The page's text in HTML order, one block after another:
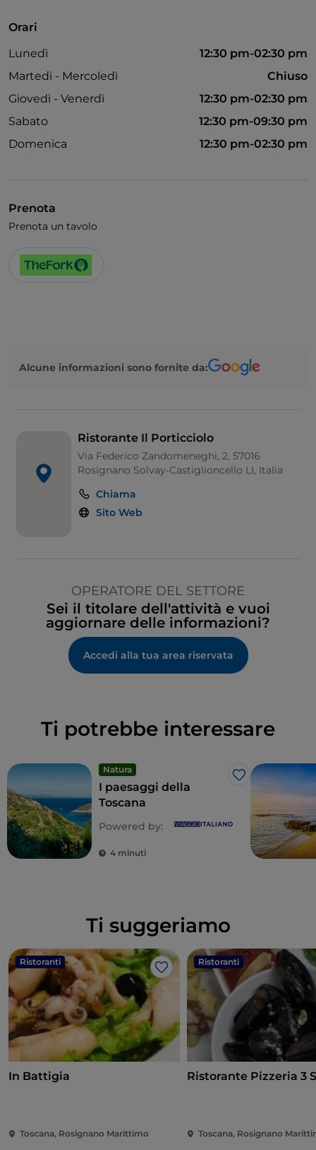
Orari
Lunedì
12:30 pm-02:30 pm
Martedì - Mercoledì
Chiuso
Giovedì - Venerdì
12:30 pm-02:30 pm
Sabato
12:30 pm-09:30 pm
Domenica
12:30 pm-02:30 pm
Prenota
Prenota un tavolo
Alcune informazioni sono fornite da:
Ristorante Il Porticciolo
Via Federico Zandomeneghi, 2, 57016
Rosignano Solvay-Castiglioncello LI, Italia
Chiama
Sito Web
OPERATORE DEL SETTORE
Sei il titolare dell'attività e vuoi
aggiornare delle informazioni?
Accedi alla tua area riservata
Ti potrebbe interessare
Natura
Like
I paesaggi della
Toscana
Powered by:
4 minuti
Ti suggeriamo
Ristoranti
Like
In Battigia
Toscana, Rosignano Marittimo
Ristoranti
Ristorante Pizzeria 3
Toscana, Rosignano